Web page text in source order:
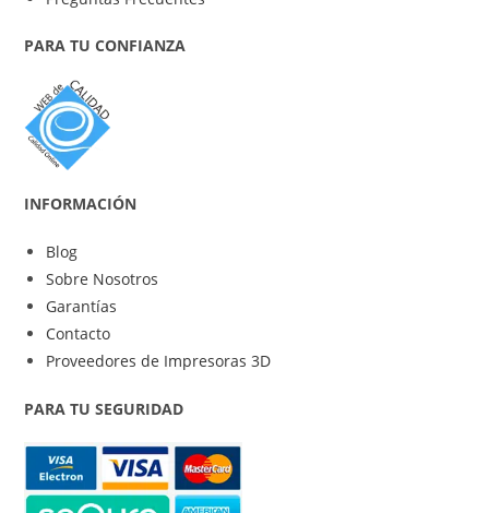
PARA TU CONFIANZA
INFORMACIÓN
Blog
Sobre Nosotros
Garantías
Contacto
Proveedores de Impresoras 3D
PARA TU SEGURIDAD